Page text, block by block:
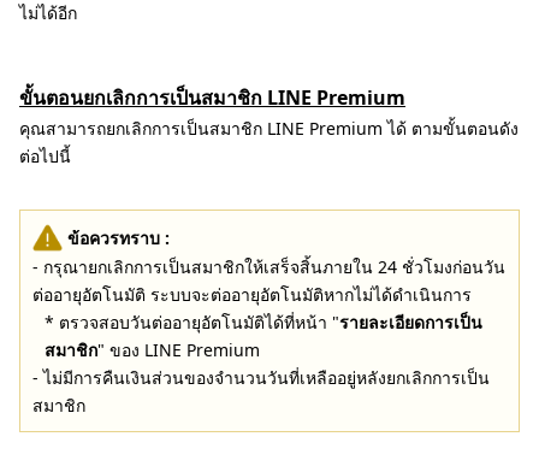
ไม่ได้อีก
ขั้นตอนยกเลิกการเป็นสมาชิก LINE Premium
คุณสามารถยกเลิกการเป็นสมาชิก LINE Premium ได้ ตามขั้นตอนดัง
ต่อไปนี้
ข้อควรทราบ :
- กรุณายกเลิกการเป็นสมาชิกให้เสร็จสิ้นภายใน 24 ชั่วโมงก่อนวัน
ต่ออายุอัตโนมัติ ระบบจะต่ออายุอัตโนมัติหากไม่ได้ดำเนินการ
* ตรวจสอบวันต่ออายุอัตโนมัติได้ที่หน้า "รายละเอียดการเป็น
สมาชิก" ของ LINE Premium
- ไม่มีการคืนเงินส่วนของจำนวนวันที่เหลืออยู่หลังยกเลิกการเป็น
สมาชิก